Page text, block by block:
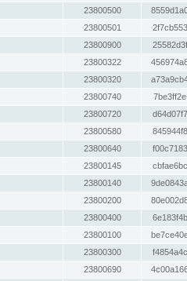
23800500
23800501
23800900
23800322
23800320
23800740
23800720
23800580
23800640
23800145
23800140
23800200
23800400
23800100
23800300
23800690